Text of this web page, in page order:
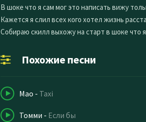
В шоке что я сам мог это написать вижу
Кажется я слил всех кого хотел жизнь
Собираю скилл выхожу на старт в шоке что
Похожие песни
Mao - Taxi
Томми - Если бы